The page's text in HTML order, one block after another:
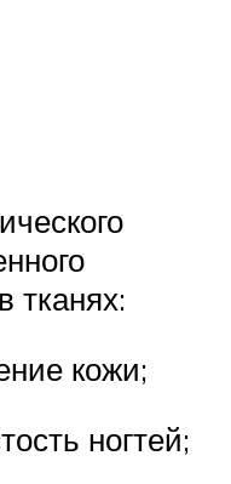
тканях:
кожи;
ногтей;